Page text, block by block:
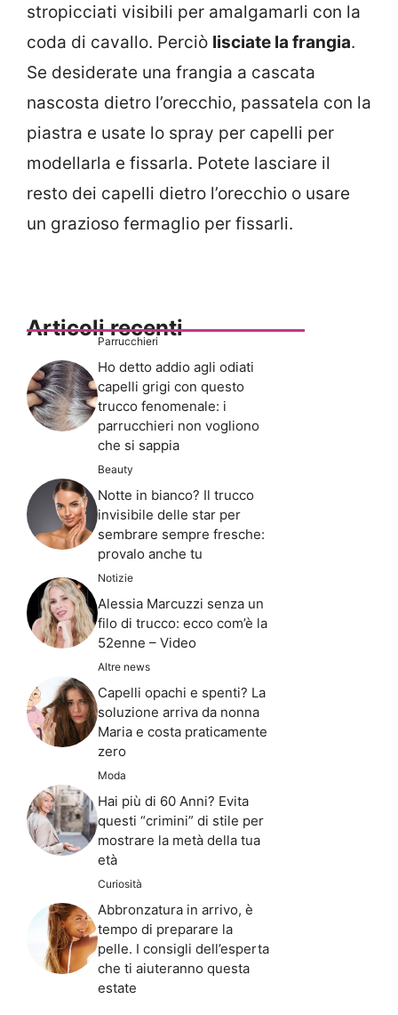
stropicciati visibili per amalgamarli con la
coda di cavallo. Perciò lisciate la frangia.
Se desiderate una frangia a cascata
nascosta dietro l’orecchio, passatela con la
piastra e usate lo spray per capelli per
modellarla e fissarla. Potete lasciare il
resto dei capelli dietro l’orecchio o usare
un grazioso fermaglio per fissarli.
Articoli recenti
Parrucchieri
Ho detto addio agli odiati
capelli grigi con questo
trucco fenomenale: i
parrucchieri non vogliono
che si sappia
Beauty
Notte in bianco? Il trucco
invisibile delle star per
sembrare sempre fresche:
provalo anche tu
Notizie
Alessia Marcuzzi senza un
filo di trucco: ecco com’è la
52enne – Video
Altre news
Capelli opachi e spenti? La
soluzione arriva da nonna
Maria e costa praticamente
zero
Moda
Hai più di 60 Anni? Evita
questi “crimini” di stile per
mostrare la metà della tua
età
Curiosità
Abbronzatura in arrivo, è
tempo di preparare la
pelle. I consigli dell’esperta
che ti aiuteranno questa
estate